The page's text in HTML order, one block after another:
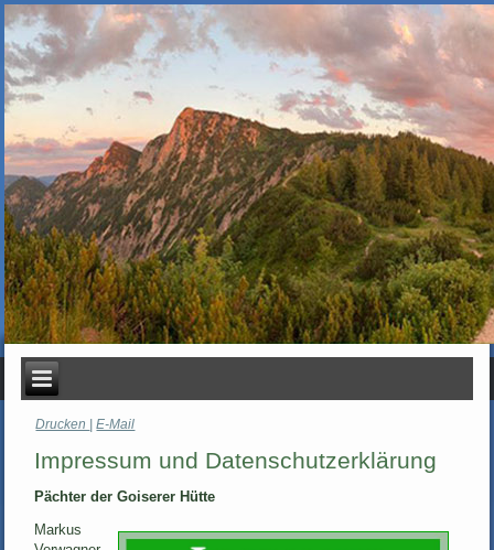
Drucken |E-Mail
Impressum und Datenschutzerklärung
Pächter der Goiserer Hütte
Markus